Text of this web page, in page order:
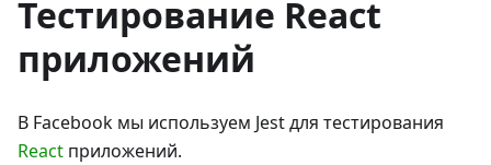
Тестирование React
приложений
В Facebook мы используем Jest для тестирования
React приложений.